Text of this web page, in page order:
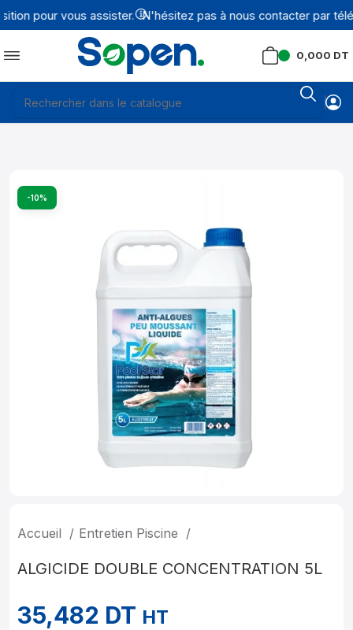
pour vous assister. N'hésitez pas à nous contacter par
0,000 DT
-10%
Accueil Entretien Piscine
ALGICIDE DOUBLE CONCENTRATION 5L
35,482 DT HT